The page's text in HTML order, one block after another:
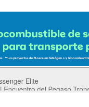
del Pegaso Troner